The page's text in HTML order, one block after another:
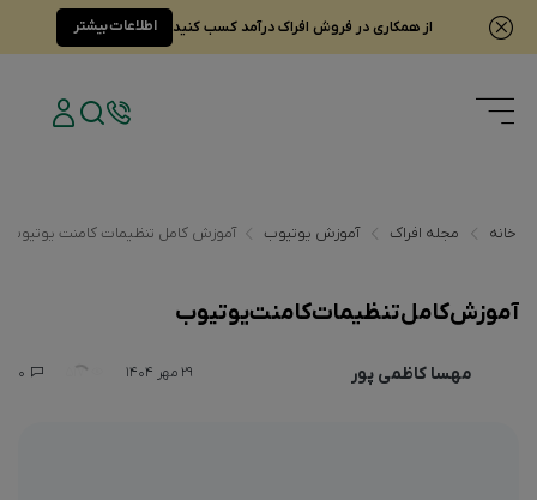
از همکاری در فروش افراک درآمد کسب کنید اطلاعات بیشتر
خانه مجله افراک آموزش یوتیوب آموزش کامل تنظیمات کامنت یوتیوب
آموزش کامل تنظیمات کامنت یوتیوب
مهسا کاظمی پور 29 مهر 1404 517